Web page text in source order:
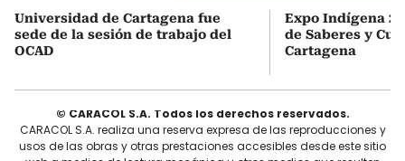
Universidad de Cartagena fue
sede de la sesión de trabajo del
OCAD
Expo Indígena
de Saberes y
Cartagena
© CARACOL S.A. Todos los derechos reservados.
CARACOL S.A. realiza una reserva expresa de las reproducciones y
usos de las obras y otras prestaciones accesibles desde este sitio